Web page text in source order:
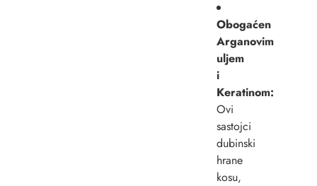
Obogaćen
Arganovim
uljem
i
Keratinom:
Ovi
sastojci
dubinski
hrane
kosu,